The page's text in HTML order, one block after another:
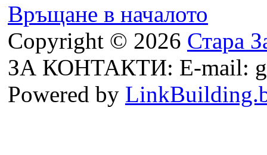
Връщане в началото
Copyright © 2026 Стара
ЗА КОНТАКТИ: E-mail:
Powered by